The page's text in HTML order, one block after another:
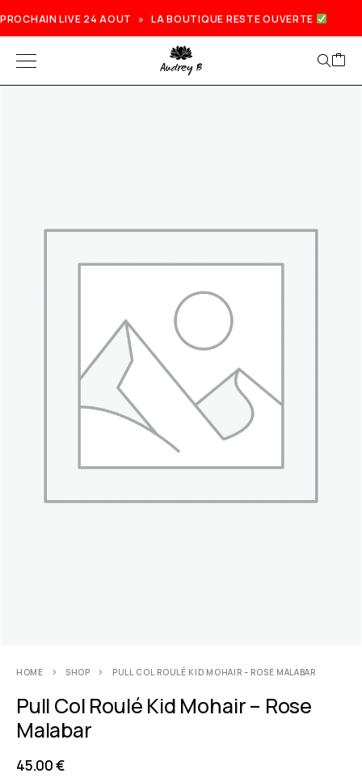
PROCHAIN LIVE 24 AOUT » LA BOUTIQUE RESTE OUVERTE
HOME SHOP PULL COL ROULÉ KID MOHAIR – ROSE MALABAR
Pull Col Roulé Kid Mohair – Rose
Malabar
45.00€